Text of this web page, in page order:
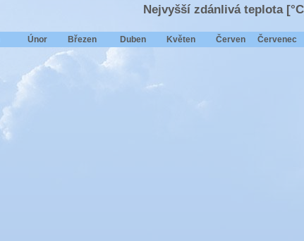
Nejvyšší zdánlivá teplota
Únor Březen Duben Květen Červen Červenec